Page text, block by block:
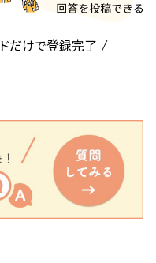
だけで登録完了